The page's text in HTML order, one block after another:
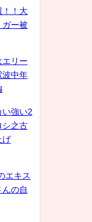
！！大
ガー被
リー
波中年
い強い2
シ之古
げ
エキス
んの自